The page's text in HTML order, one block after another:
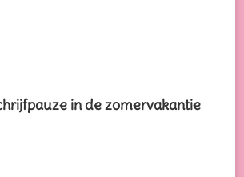
in de zomervakantie